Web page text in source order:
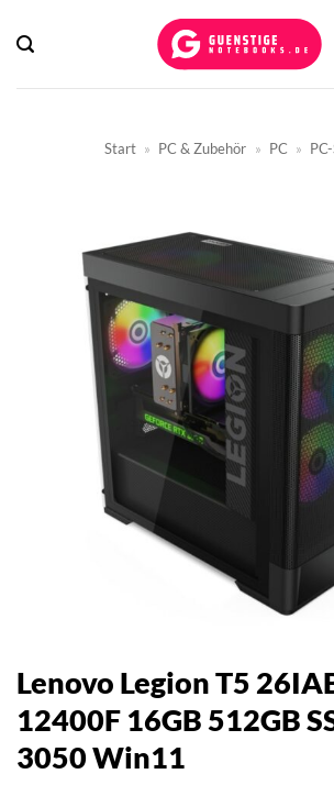
Inhalt
Start » PC & Zubehör » PC »
Lenovo Legion T5
12400F 16GB 512GB
3050 Win11